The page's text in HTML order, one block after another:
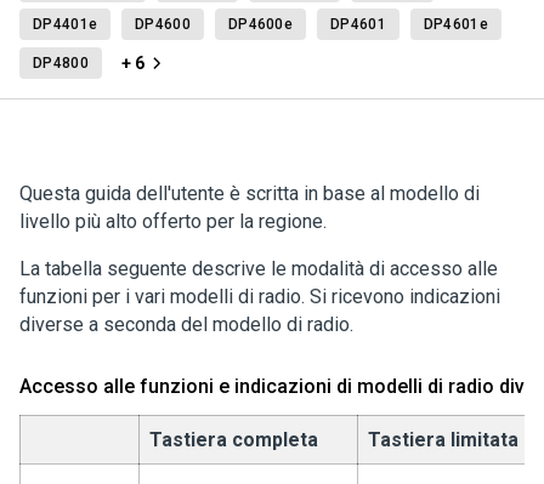
DP4401e DP4600 DP4600e DP4601 DP4601e
DP4800 + 6
Questa guida dell'utente è scritta in base al modello di
livello più alto offerto per la regione.
La tabella seguente descrive le modalità di accesso alle
funzioni per i vari modelli di radio. Si ricevono indicazioni
diverse a seconda del modello di radio.
Accesso alle funzioni e indicazioni di modelli di radio
Tastiera completa Tastiera limitata